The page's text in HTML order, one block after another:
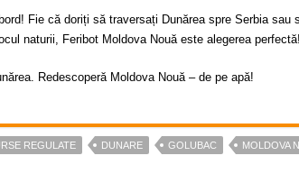
Fie că doriți să traversați Dunărea spre Serbia sau
naturii, Feribot Moldova Nouă este alegerea perfectă!
Redescoperă Moldova Nouă – de pe apă!
REGULATE DUNARE GOLUBAC MOLDOVA